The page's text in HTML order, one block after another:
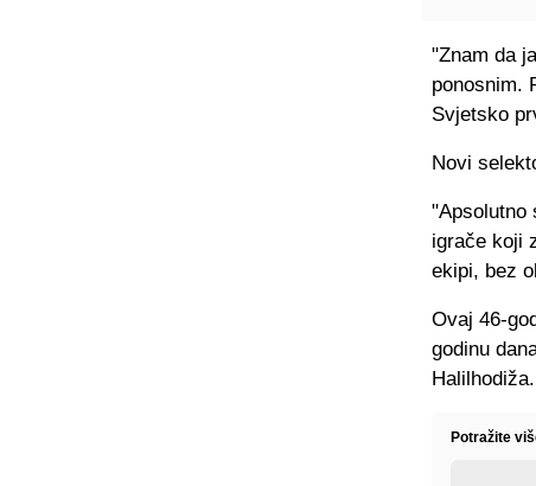
"Znam da
ponosnim.
Svjetsko
Novi
"Apsolutno
igrače koji
ekipi, bez
Ovaj 46-
godinu
Halilhodiža.
Potražite